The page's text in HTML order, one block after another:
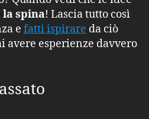
la spina! Lascia tutto così
e fatti ispirare da ciò
avere esperienze davvero